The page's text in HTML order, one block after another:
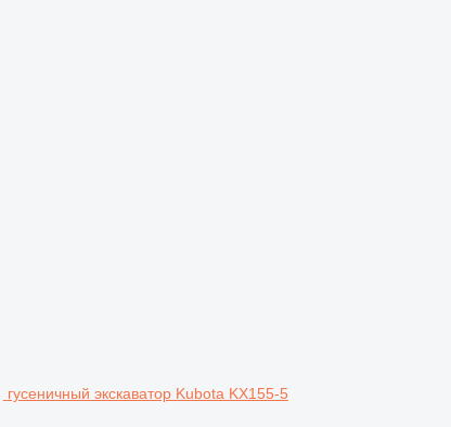
гусеничный экскаватор Kubota KX155-5